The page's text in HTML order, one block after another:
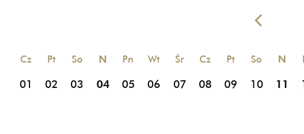
Cz Pt So N Pn Wt Śr Cz Pt So N
01 02 03 04 05 06 07 08 09 10 11